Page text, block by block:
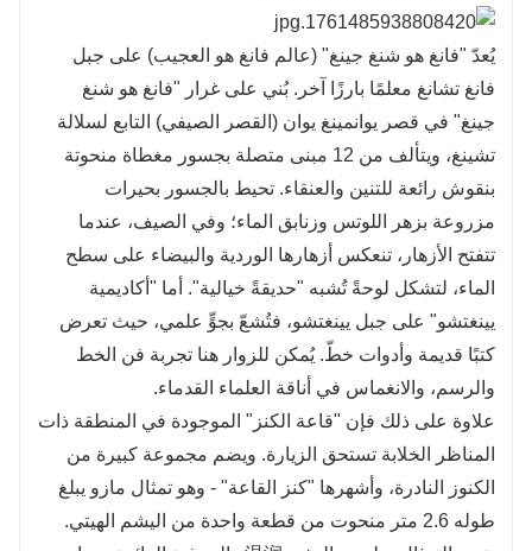
يُعدّ "فانغ هو شنغ جينغ" (عالم فانغ هو العجيب) على جبل
فانغ تشانغ معلمًا بارزًا آخر. بُني على غرار "فانغ هو شنغ
جينغ" في قصر يوانمينغ يوان (القصر الصيفي) التابع لسلالة
تشينغ، ويتألف من 12 مبنى متصلة بجسور مغطاة منحوتة
بنقوش رائعة للتنين والعنقاء. تحيط بالجسور بحيرات
مزروعة بزهر اللوتس وزنابق الماء؛ وفي الصيف، عندما
تتفتح الأزهار، تنعكس أزهارها الوردية والبيضاء على سطح
الماء، لتشكل لوحةً تُشبه "حديقةً خيالية". أما "أكاديمية
يينغتشو" على جبل يينغتشو، فتُشعّ بجوٍّ علمي، حيث تعرض
كتبًا قديمة وأدوات خطّ. يُمكن للزوار هنا تجربة فن الخط
والرسم، والانغماس في أناقة العلماء القدماء.
علاوة على ذلك فإن "قاعة الكنز" الموجودة في المنطقة ذات
المناظر الخلابة تستحق الزيارة. ويضم مجموعة كبيرة من
الكنوز النادرة، وأشهرها "كنز القاعة" - وهو تمثال مازو يبلغ
طوله 2.6 متر منحوت من قطعة واحدة من اليشم الهيتي.